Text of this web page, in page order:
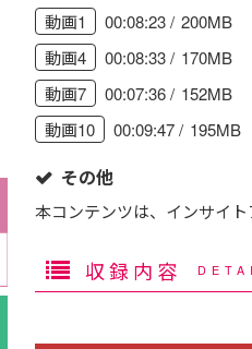
動画1 00:08:23 200MB
動画4
00:08:33 170MB
動画7
00:07:36 152MB
動画10
00:09:47 195MB
その他
本コンテンツは、インサイト
収録内容